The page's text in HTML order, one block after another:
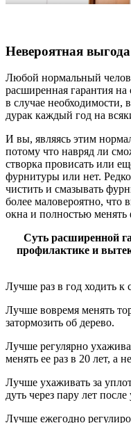
Невероятная выгода
Любой нормальный
расширенная гарантия на
в случае необходимости,
дурак каждый год на
И вы, являясь этим
потому что навряд ли
створка провисать или
фурнитуры или нет.
чистить и смазывать
более маловероятно, что
окна и полностью менять
Суть расширенной
профилактике и
Лучше раз в год ходить к
Лучше вовремя менять
затормозить об дерево.
Лучше регулярно
менять ее раз в 20 лет, а
Лучше ухаживать за
дуть через пару лет
Лучше ежегодно